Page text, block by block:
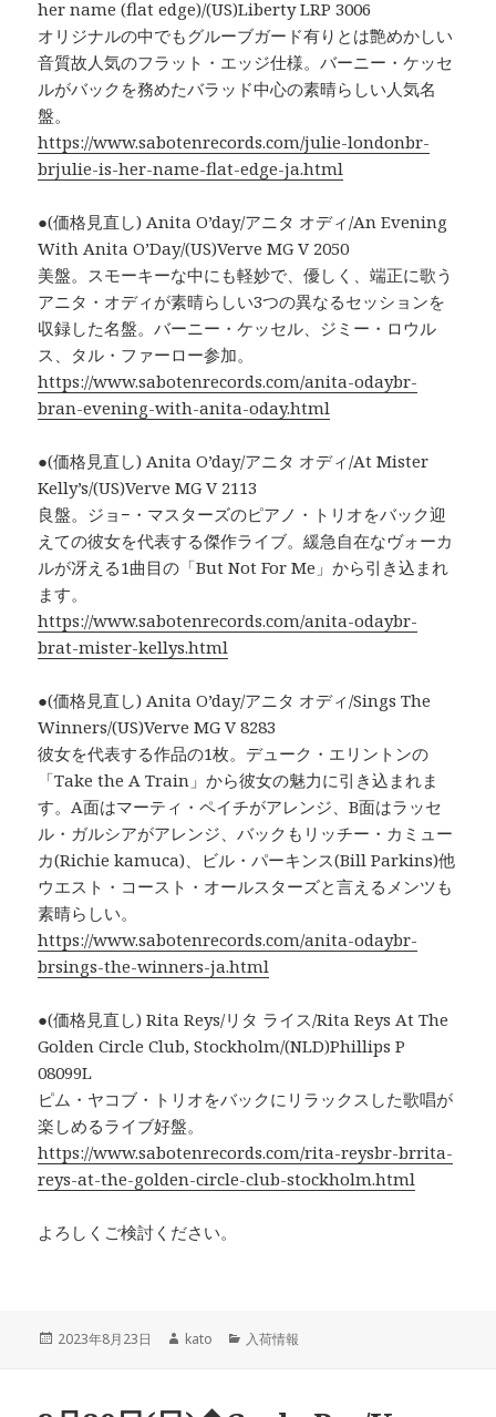
her name (flat edge)/(US)Liberty LRP 3006
オリジナルの中でもグルーブガード有りとは艶めかしい
音質故人気のフラット・エッジ仕様。バーニー・ケッセ
ルがバックを務めたバラッド中心の素晴らしい人気名
盤。
https://www.sabotenrecords.com/julie-londonbr-
brjulie-is-her-name-flat-edge-ja.html
●(価格見直し) Anita O’day/アニタ オディ/An Evening
With Anita O’Day/(US)Verve MG V 2050
美盤。スモーキーな中にも軽妙で、優しく、端正に歌う
アニタ・オディが素晴らしい3つの異なるセッションを
収録した名盤。バーニー・ケッセル、ジミー・ロウル
ス、タル・ファーロー参加。
https://www.sabotenrecords.com/anita-odaybr-
bran-evening-with-anita-oday.html
●(価格見直し) Anita O’day/アニタ オディ/At Mister
Kelly’s/(US)Verve MG V 2113
良盤。ジョ−・マスターズのピアノ・トリオをバック迎
えての彼女を代表する傑作ライブ。緩急自在なヴォーカ
ルが冴える1曲目の「But Not For Me」から引き込まれ
ます。
https://www.sabotenrecords.com/anita-odaybr-
brat-mister-kellys.html
●(価格見直し) Anita O’day/アニタ オディ/Sings The
Winners/(US)Verve MG V 8283
彼女を代表する作品の1枚。デューク・エリントンの
「Take the A Train」から彼女の魅力に引き込まれま
す。A面はマーティ・ペイチがアレンジ、B面はラッセ
ル・ガルシアがアレンジ、バックもリッチー・カミュー
カ(Richie kamuca)、ビル・パーキンス(Bill Parkins)他
ウエスト・コースト・オールスターズと言えるメンツも
素晴らしい。
https://www.sabotenrecords.com/anita-odaybr-
brsings-the-winners-ja.html
●(価格見直し) Rita Reys/リタ ライス/Rita Reys At The
Golden Circle Club, Stockholm/(NLD)Phillips P
08099L
ピム・ヤコブ・トリオをバックにリラックスした歌唱が
楽しめるライブ好盤。
https://www.sabotenrecords.com/rita-reysbr-brrita-
reys-at-the-golden-circle-club-stockholm.html
よろしくご検討ください。
投
2023年8月23日
作
kato
カ
入荷情報